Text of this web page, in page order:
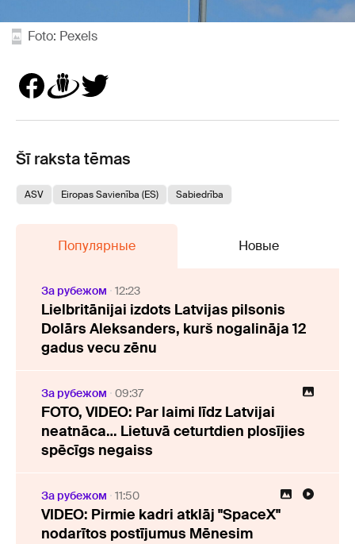
Foto: Pexels
Šī raksta tēmas
ASV Eiropas Savienība (ES) Sabiedrība
Популярные Новые
За рубежом 12:23
Lielbritānijai izdots Latvijas pilsonis
Dolārs Aleksanders, kurš nogalināja 12
gadus vecu zēnu
За рубежом 09:37
FOTO, VIDEO: Par laimi līdz Latvijai
neatnāca… Lietuvā ceturtdien plosījies
spēcīgs negaiss
За рубежом 11:50
VIDEO: Pirmie kadri atklāj "SpaceX"
nodarītos postījumus Mēnesim